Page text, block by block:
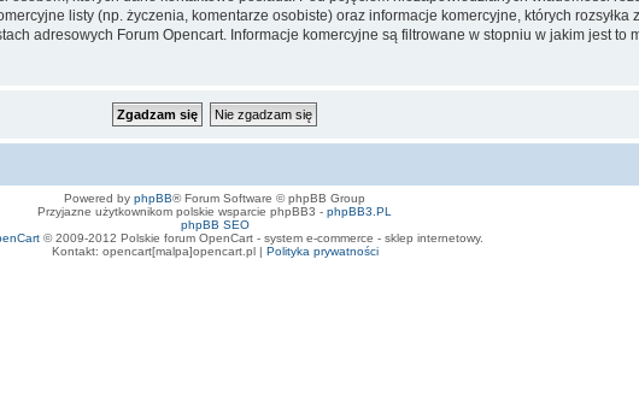
listy (np. życzenia, komentarze osobiste) oraz informacje komercyjne, których rozsyłka
adresowych Forum Opencart. Informacje komercyjne są filtrowane w stopniu w jakim jest to
Powered by phpBB® Forum Software © phpBB Group
Przyjazne użytkownikom polskie wsparcie phpBB3 - phpBB3.PL
phpBB SEO
© 2009-2012 Polskie forum OpenCart - system e-commerce - sklep internetowy.
Kontakt: opencart[malpa]opencart.pl | Polityka prywatności